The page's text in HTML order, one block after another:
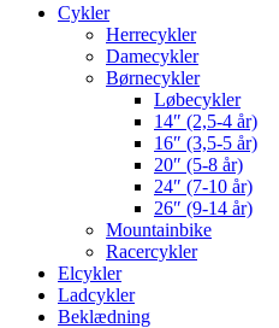
Cykler
Herrecykler
Damecykler
Børnecykler
Løbecykler
14″ (2,5-4 år)
16″ (3,5-5 år)
20″ (5-8 år)
24″ (7-10 år)
26″ (9-14 år)
Mountainbike
Racercykler
Elcykler
Ladcykler
Beklædning